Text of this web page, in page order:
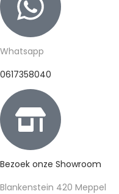
Whatsapp
0617358040
Bezoek onze Showroom
Blankenstein 420 Meppel